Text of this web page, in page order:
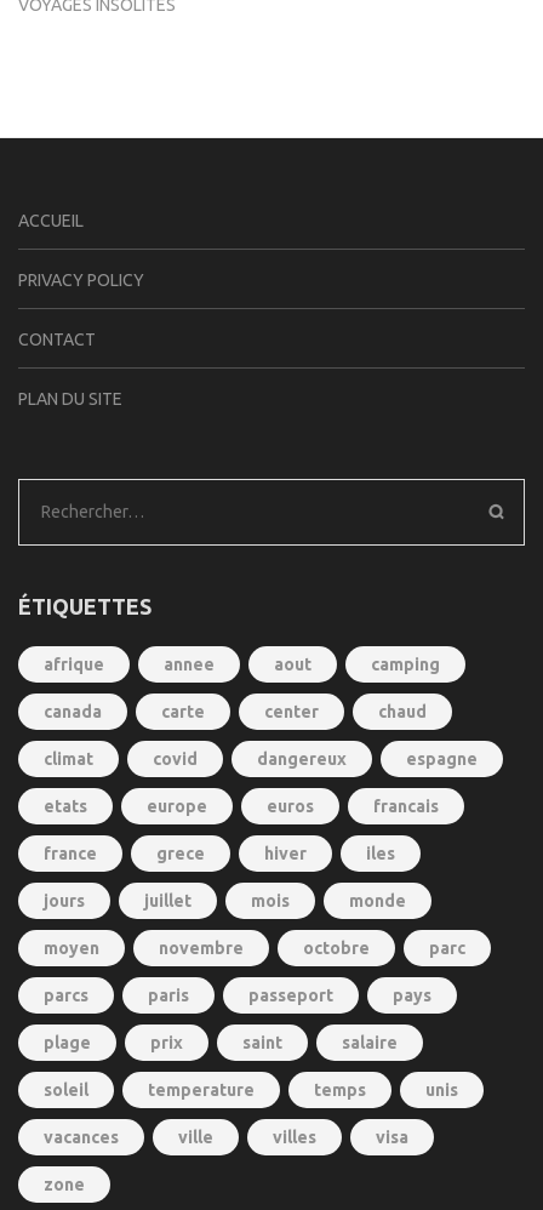
VOYAGES INSOLITES
ACCUEIL
PRIVACY POLICY
CONTACT
PLAN DU SITE
Rechercher :
ÉTIQUETTES
afrique annee aout camping
canada carte center chaud
climat covid dangereux espagne
etats europe euros francais
france grece hiver iles
jours juillet mois monde
moyen novembre octobre parc
parcs paris passeport pays
plage prix saint salaire
soleil temperature temps unis
vacances ville villes visa
zone